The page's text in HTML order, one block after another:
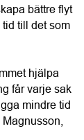
Nya rutiner
och
När
mängden